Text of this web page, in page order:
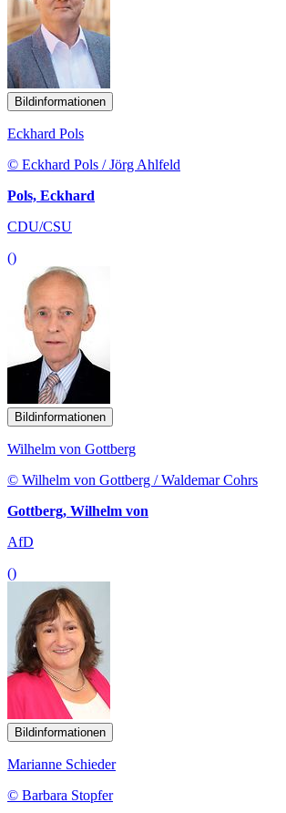
Bildinformationen
Eckhard Pols
© Eckhard Pols / Jörg Ahlfeld
Pols, Eckhard
CDU/CSU
()
Bildinformationen
Wilhelm von Gottberg
© Wilhelm von Gottberg / Waldemar Cohrs
Gottberg, Wilhelm von
AfD
()
Bildinformationen
Marianne Schieder
© Barbara Stopfer